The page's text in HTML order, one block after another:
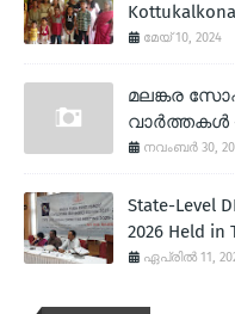
മേയ് 10, 2024
മലങ്കര
വാര്‍ത്തകള്‍
നവംബർ 30,
State-Level
2026 Held in
ഏപ്രിൽ 11,